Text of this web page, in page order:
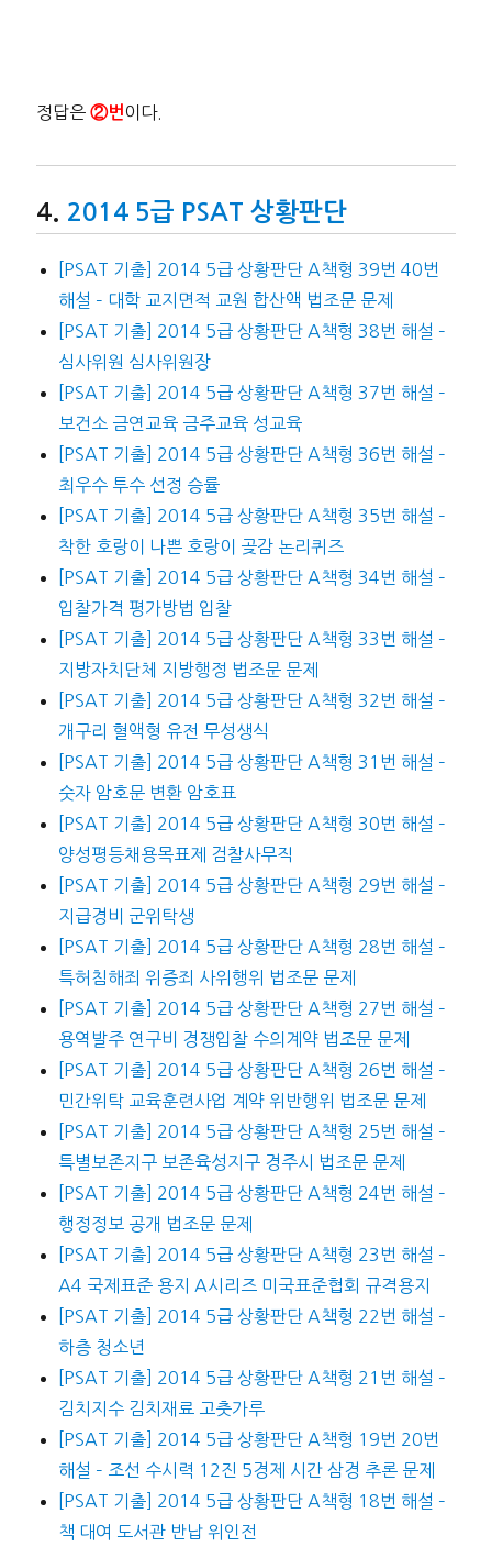
정답은②번 이다.
2014 5급 PSAT 상황판단
[PSAT 기출] 2014 5급 상황판단 A책형 39번 40번
해설 – 대학 교지면적 교원 합산액 법조문 문제
[PSAT 기출] 2014 5급 상황판단 A책형 38번 해설 –
심사위원 심사위원장
[PSAT 기출] 2014 5급 상황판단 A책형 37번 해설 –
보건소 금연교육 금주교육 성교육
[PSAT 기출] 2014 5급 상황판단 A책형 36번 해설 –
최우수 투수 선정 승률
[PSAT 기출] 2014 5급 상황판단 A책형 35번 해설 –
착한 호랑이 나쁜 호랑이 곶감 논리퀴즈
[PSAT 기출] 2014 5급 상황판단 A책형 34번 해설 –
입찰가격 평가방법 입찰
[PSAT 기출] 2014 5급 상황판단 A책형 33번 해설 –
지방자치단체 지방행정 법조문 문제
[PSAT 기출] 2014 5급 상황판단 A책형 32번 해설 –
개구리 혈액형 유전 무성생식
[PSAT 기출] 2014 5급 상황판단 A책형 31번 해설 –
숫자 암호문 변환 암호표
[PSAT 기출] 2014 5급 상황판단 A책형 30번 해설 –
양성평등채용목표제 검찰사무직
[PSAT 기출] 2014 5급 상황판단 A책형 29번 해설 –
지급경비 군위탁생
[PSAT 기출] 2014 5급 상황판단 A책형 28번 해설 –
특허침해죄 위증죄 사위행위 법조문 문제
[PSAT 기출] 2014 5급 상황판단 A책형 27번 해설 –
용역발주 연구비 경쟁입찰 수의계약 법조문 문제
[PSAT 기출] 2014 5급 상황판단 A책형 26번 해설 –
민간위탁 교육훈련사업 계약 위반행위 법조문 문제
[PSAT 기출] 2014 5급 상황판단 A책형 25번 해설 –
특별보존지구 보존육성지구 경주시 법조문 문제
[PSAT 기출] 2014 5급 상황판단 A책형 24번 해설 –
행정정보 공개 법조문 문제
[PSAT 기출] 2014 5급 상황판단 A책형 23번 해설 –
A4 국제표준 용지 A시리즈 미국표준협회 규격용지
[PSAT 기출] 2014 5급 상황판단 A책형 22번 해설 –
하층 청소년
[PSAT 기출] 2014 5급 상황판단 A책형 21번 해설 –
김치지수 김치재료 고춧가루
[PSAT 기출] 2014 5급 상황판단 A책형 19번 20번
해설 – 조선 수시력 12진 5경제 시간 삼경 추론 문제
[PSAT 기출] 2014 5급 상황판단 A책형 18번 해설 –
책 대여 도서관 반납 위인전